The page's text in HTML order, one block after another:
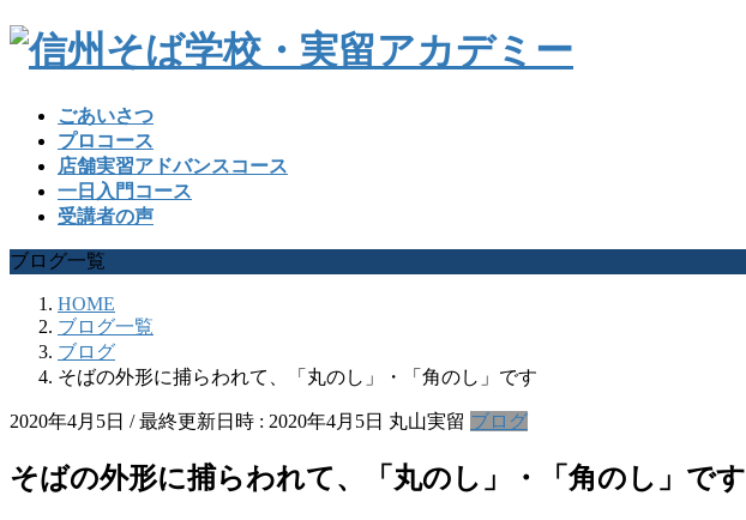
ごあいさつ
プロコース
店舗実習アドバンスコース
一日入門コース
受講者の声
ブログ一覧
HOME
ブログ一覧
ブログ
そばの外形に捕らわれて、「丸のし」・「角のし」です
2020年4月5日 / 最終更新日時 : 2020年4月5日 丸山実留 ブログ
そばの外形に捕らわれて、「丸のし」・「角のし」です